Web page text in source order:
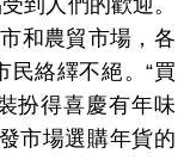
到人們的歡迎。
和農貿市場，各
民絡繹不絕。“買
扮得喜慶有年味
市場選購年貨的